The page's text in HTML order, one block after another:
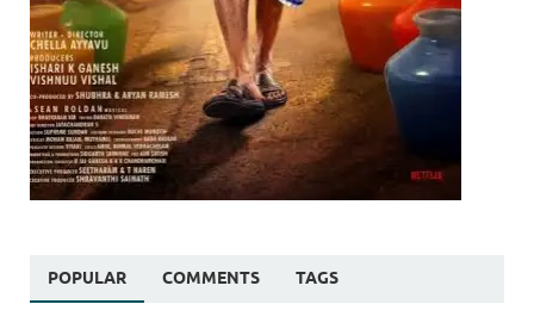
POPULAR COMMENTS TAGS